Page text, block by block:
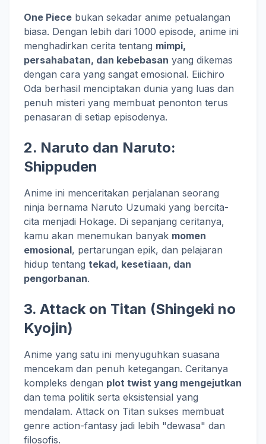
One Piece bukan sekadar anime petualangan
biasa. Dengan lebih dari 1000 episode, anime ini
menghadirkan cerita tentang mimpi,
persahabatan, dan kebebasan yang dikemas
dengan cara yang sangat emosional. Eiichiro
Oda berhasil menciptakan dunia yang luas dan
penuh misteri yang membuat penonton terus
penasaran di setiap episodenya.
2. Naruto dan Naruto:
Shippuden
Anime ini menceritakan perjalanan seorang
ninja bernama Naruto Uzumaki yang bercita-
cita menjadi Hokage. Di sepanjang ceritanya,
kamu akan menemukan banyak momen
emosional, pertarungan epik, dan pelajaran
hidup tentang tekad, kesetiaan, dan
pengorbanan.
3. Attack on Titan (Shingeki no
Kyojin)
Anime yang satu ini menyuguhkan suasana
mencekam dan penuh ketegangan. Ceritanya
kompleks dengan plot twist yang mengejutkan
dan tema politik serta eksistensial yang
mendalam. Attack on Titan sukses membuat
genre action-fantasy jadi lebih "dewasa" dan
filosofis.